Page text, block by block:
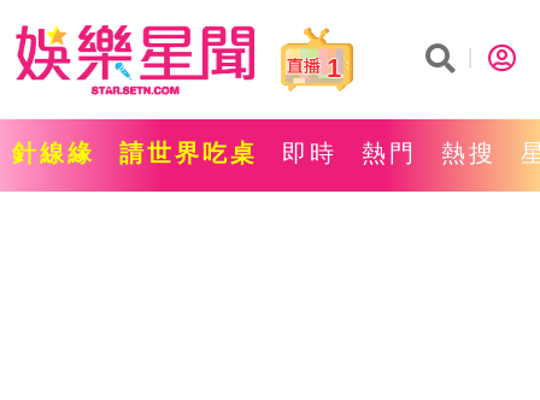
1
針線緣 請世界吃桌 即時 熱門 熱搜